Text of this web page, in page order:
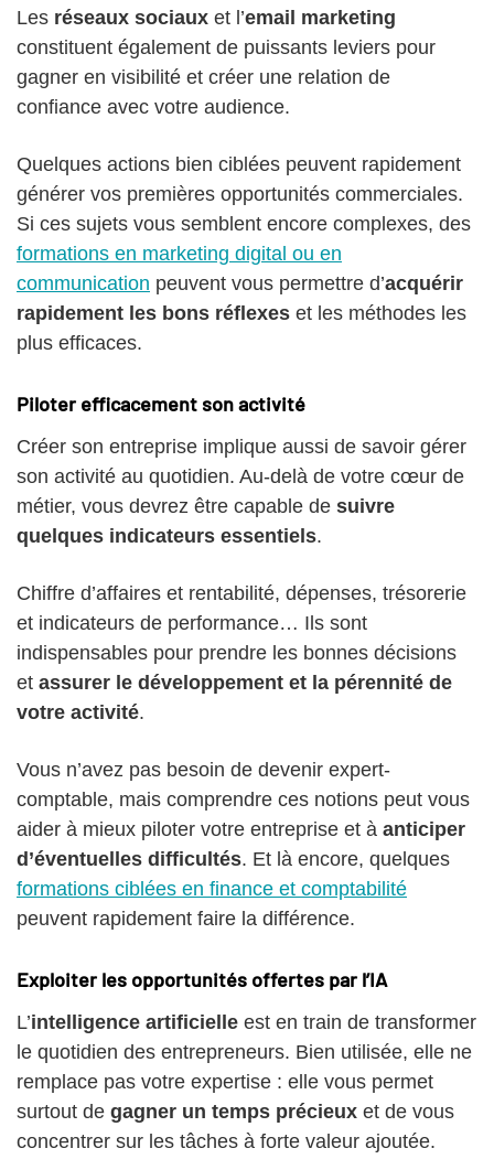
Les réseaux sociaux et l’email marketing
constituent également de puissants leviers pour
gagner en visibilité et créer une relation de
confiance avec votre audience.
Quelques actions bien ciblées peuvent rapidement
générer vos premières opportunités commerciales.
Si ces sujets vous semblent encore complexes, des
formations en marketing digital ou en
communication peuvent vous permettre d’acquérir
rapidement les bons réflexes et les méthodes les
plus efficaces.
Piloter efficacement son activité
Créer son entreprise implique aussi de savoir gérer
son activité au quotidien. Au-delà de votre cœur de
métier, vous devrez être capable de suivre
quelques indicateurs essentiels.
Chiffre d’affaires et rentabilité, dépenses, trésorerie
et indicateurs de performance… Ils sont
indispensables pour prendre les bonnes décisions
et assurer le développement et la pérennité de
votre activité.
Vous n’avez pas besoin de devenir expert-
comptable, mais comprendre ces notions peut vous
aider à mieux piloter votre entreprise et à anticiper
d’éventuelles difficultés. Et là encore, quelques
formations ciblées en finance et comptabilité
peuvent rapidement faire la différence.
Exploiter les opportunités offertes par l’IA
L’intelligence artificielle est en train de transformer
le quotidien des entrepreneurs. Bien utilisée, elle ne
remplace pas votre expertise : elle vous permet
surtout de gagner un temps précieux et de vous
concentrer sur les tâches à forte valeur ajoutée.